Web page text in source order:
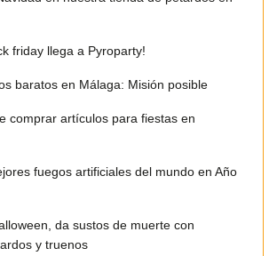
friday llega a Pyroparty!
baratos en Málaga: Misión posible
comprar artículos para fiestas en
fuegos artificiales del mundo en Año
da sustos de muerte con
y truenos